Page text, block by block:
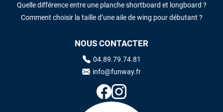
Quelle différence entre une planche shortboard et longboard ?
Comment choisir la taille d’une aile de wing pour débutant ?
NOUS CONTACTER
04.89.79.74.81
info@funway.fr